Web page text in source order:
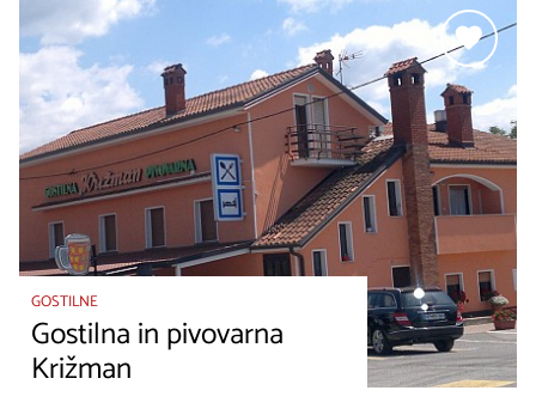
GOSTILNE
Gostilna in pivovarna
Križman